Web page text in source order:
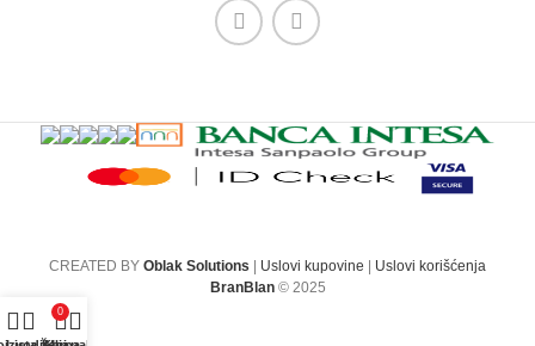
CREATED BY Oblak Solutions Uslovi kupovine
Uslovi korišćenja
BranBlan© 2025
0